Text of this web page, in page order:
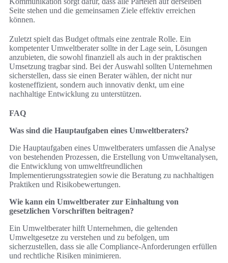
Seite stehen und die gemeinsamen Ziele effektiv erreichen
können.
Zuletzt spielt das Budget oftmals eine zentrale Rolle. Ein
kompetenter Umweltberater sollte in der Lage sein, Lösungen
anzubieten, die sowohl finanziell als auch in der praktischen
Umsetzung tragbar sind. Bei der Auswahl sollten Unternehmen
sicherstellen, dass sie einen Berater wählen, der nicht nur
kosteneffizient, sondern auch innovativ denkt, um eine
nachhaltige Entwicklung zu unterstützen.
FAQ
Was sind die Hauptaufgaben eines Umweltberaters?
Die Hauptaufgaben eines Umweltberaters umfassen die Analyse
von bestehenden Prozessen, die Erstellung von Umweltanalysen,
die Entwicklung von umweltfreundlichen
Implementierungsstrategien sowie die Beratung zu nachhaltigen
Praktiken und Risikobewertungen.
Wie kann ein Umweltberater zur Einhaltung von
gesetzlichen Vorschriften beitragen?
Ein Umweltberater hilft Unternehmen, die geltenden
Umweltgesetze zu verstehen und zu befolgen, um
sicherzustellen, dass sie alle Compliance-Anforderungen erfüllen
und rechtliche Risiken minimieren.